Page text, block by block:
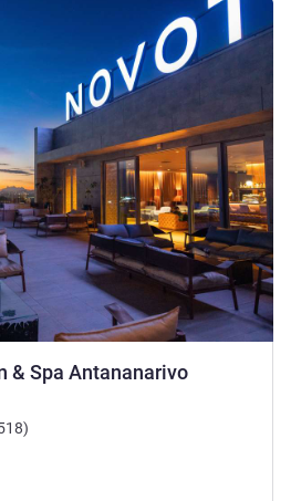
& Spa Antananarivo5 ดาว
(เรทติ้งบน ALL)
รีวิว รายการ
)